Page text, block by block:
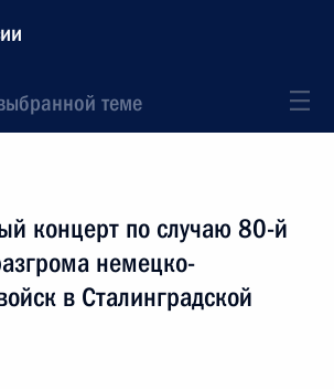
теме
концерт по случаю 80-й
немецко-
в Сталинградской